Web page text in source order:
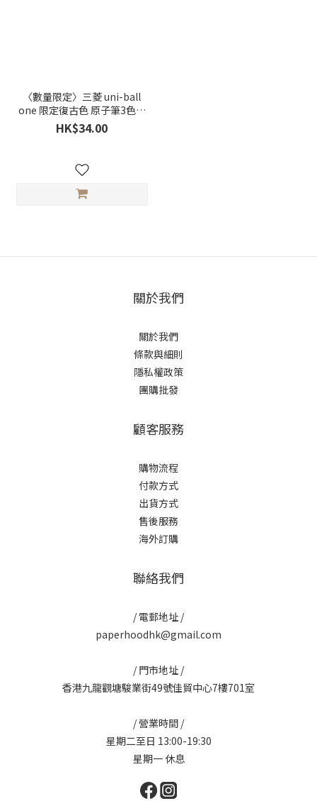
〈數量限定〉三菱 uni-ball
one 限定復古色 原子筆3色組
(0.38mm/0.5mm)
HK$34.00
關於我們
關於我們
條款與細則
隱私權政策
團購批發
顧客服務
購物流程
付款方式
出貨方式
售後服務
海外訂購
聯絡我們
/ 電郵地址 /
paperhoodhk@gmail.com
/ 門市地址 /
香港九龍觀塘駿業街49號佳貿中心7樓701室
/ 營業時間 /
星期二至日 13:00-19:30
星期一 休息